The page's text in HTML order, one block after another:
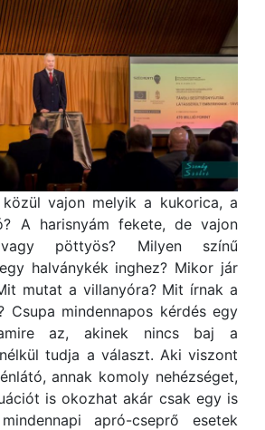
vajon melyik a kukorica, a
A harisnyám fekete, de vajon
vagy pöttyös? Milyen színű
halványkék inghez? Mikor jár
mutat a villanyóra? Mit írnak a
Csupa mindennapos kérdés egy
amire az, akinek nincs baj a
tudja a választ. Aki viszont
annak komoly nehézséget,
is okozhat akár csak egy is
apró-cseprő esetek